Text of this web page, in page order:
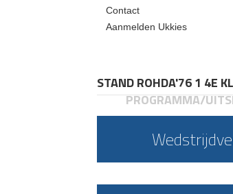
Contact
Aanmelden Ukkies
STAND ROHDA'76 1 4E
PROGRAMMA/